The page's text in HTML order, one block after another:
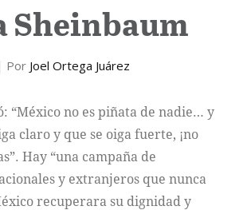
Sheinbaum
Por Joel Ortega Juárez
“México no es piñata de nadie… y
claro y que se oiga fuerte, ¡no
Hay “una campaña de
y extranjeros que nunca
recuperara su dignidad y